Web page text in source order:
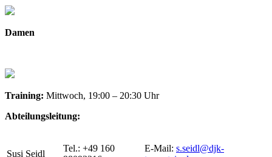
Damen
Training: Mittwoch, 19:00 – 20:30 Uhr
Abteilungsleitung:
Susi Seidl
Tel.: +49 160
E-Mail: s.seidl@djk-